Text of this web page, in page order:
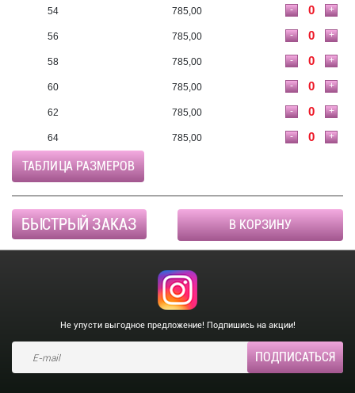
54 785,00 +
-
56 785,00 +
-
58 785,00 +
-
60 785,00 +
-
62 785,00 +
-
64 785,00 +
-
ТАБЛИЦА РАЗМЕРОВ
БЫСТРЫЙ ЗАКАЗ В КОРЗИНУ
Не упусти выгодное предложение! Подпишись на акции!